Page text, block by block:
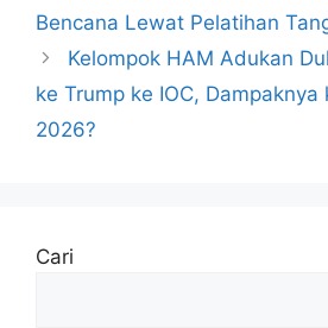
Bencana Lewat Pelatihan
Kelompok HAM Adukan
ke Trump ke IOC, Dampaknya
2026?
Cari